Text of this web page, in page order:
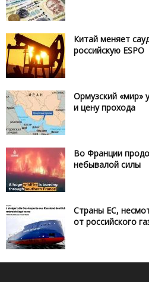
Китай меняет
российскую ESPO
Ормузский «мир»
и цену прохода
Во Франции
небывалой силы
Страны ЕС,
от российского